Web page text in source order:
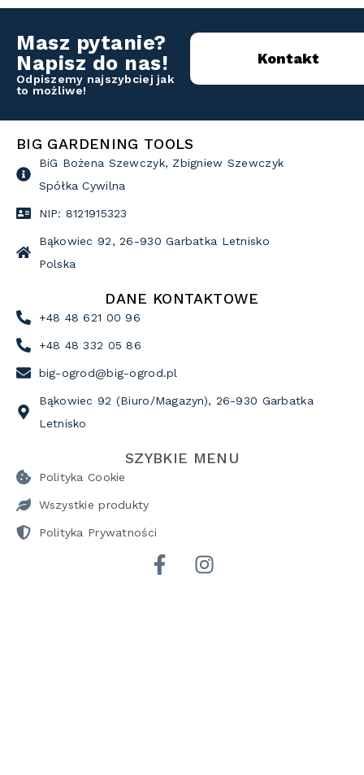
Masz pytanie?
Napisz do nas!
Odpiszemy najszybciej jak
to możliwe!
Kontakt
BIG GARDENING TOOLS
BiG Bożena Szewczyk, Zbigniew Szewczyk
Spółka Cywilna
NIP: 8121915323
Bąkowiec 92, 26-930 Garbatka Letnisko
Polska
DANE KONTAKTOWE
+48 48 621 00 96
+48 48 332 05 86
big-ogrod@big-ogrod.pl
Bąkowiec 92 (Biuro/Magazyn), 26-930 Garbatka
Letnisko
SZYBKIE MENU
Polityka Cookie
Wszystkie produkty
Polityka Prywatności